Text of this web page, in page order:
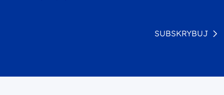
SUBSKRYBUJ